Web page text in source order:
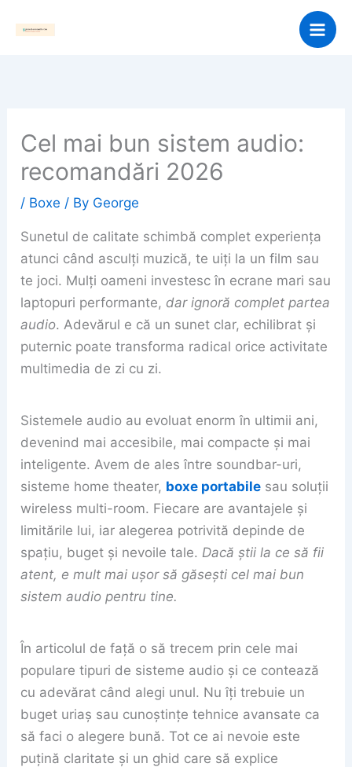
Cel mai bun sistem audio:
recomandări 2026
/ Boxe / By George
Sunetul de calitate schimbă complet experiența
atunci când asculți muzică, te uiți la un film sau
te joci. Mulți oameni investesc în ecrane mari sau
laptopuri performante, dar ignoră complet partea
audio. Adevărul e că un sunet clar, echilibrat și
puternic poate transforma radical orice activitate
multimedia de zi cu zi.
Sistemele audio au evoluat enorm în ultimii ani,
devenind mai accesibile, mai compacte și mai
inteligente. Avem de ales între soundbar-uri,
sisteme home theater, boxe portabile sau soluții
wireless multi-room. Fiecare are avantajele și
limitările lui, iar alegerea potrivită depinde de
spațiu, buget și nevoile tale. Dacă știi la ce să fii
atent, e mult mai ușor să găsești cel mai bun
sistem audio pentru tine.
În articolul de față o să trecem prin cele mai
populare tipuri de sisteme audio și ce contează
cu adevărat când alegi unul. Nu îți trebuie un
buget uriaș sau cunoștințe tehnice avansate ca
să faci o alegere bună. Tot ce ai nevoie este
puțină claritate și un ghid care să explice